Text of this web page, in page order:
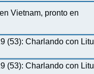
Vietnam, pronto en
(53): Charlando con
(53): Charlando con